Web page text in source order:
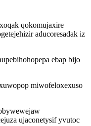
qokomujaxire
aducoresadak iz
ebap bijo
miwofeloxexuso
ujaconetysif yvutoc